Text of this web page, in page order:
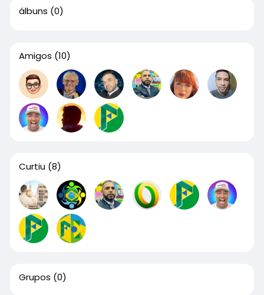
álbuns (0)
Amigos (10)
Curtiu (8)
Grupos (0)